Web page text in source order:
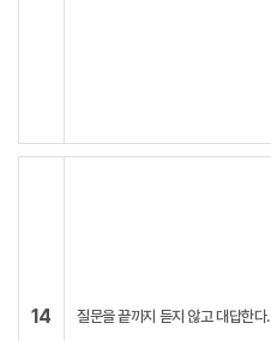
14 질문을 끝까지 듣지 않고 대답한다.